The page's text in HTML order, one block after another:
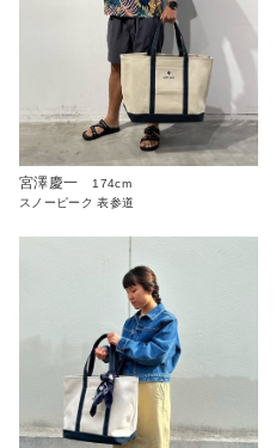
宮澤慶一
174cm
スノーピーク 表参道